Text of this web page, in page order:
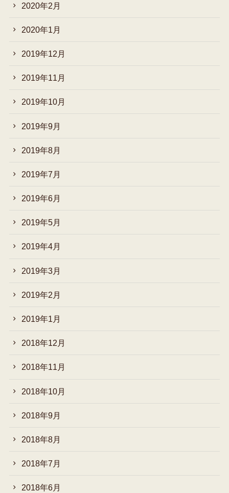
2020年2月
2020年1月
2019年12月
2019年11月
2019年10月
2019年9月
2019年8月
2019年7月
2019年6月
2019年5月
2019年4月
2019年3月
2019年2月
2019年1月
2018年12月
2018年11月
2018年10月
2018年9月
2018年8月
2018年7月
2018年6月